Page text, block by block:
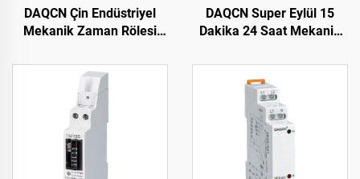
DAQCN Çin Endüstriyel
Mekanik Zaman Rölesi
Zaman Anahtarı, Maks.
16A Akım
DAQCN Super Eylül 15
Dakika 24 Saat Mekanik
Akım TB388